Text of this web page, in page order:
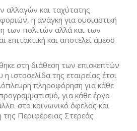
αλλαγών και ταχύτατης
η ανάγκη για ουσιαστική
των πολιτών αλλά και των
επιτακτική και αποτελεί άμεσο
στη διάθεση των επισκεπτών
ιστοσελίδα της εταιρείας έτσι
πληροφόρηση για κάθε
για κάθε έργο
στο κοινωνικό όφελος και
Περιφέρειας Στερεάς